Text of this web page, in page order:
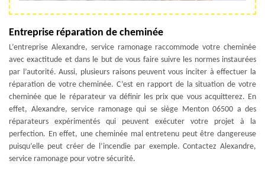
Entreprise réparation de cheminée
L’entreprise Alexandre, service ramonage raccommode votre cheminée
avec exactitude et dans le but de vous faire suivre les normes instaurées
par l’autorité. Aussi, plusieurs raisons peuvent vous inciter à effectuer la
réparation de votre cheminée. C’est en rapport de la situation de votre
cheminée que le réparateur va définir les prix que vous acquitterez. En
effet, Alexandre, service ramonage qui se siège Menton 06500 a des
réparateurs expérimentés qui peuvent exécuter votre projet à la
perfection. En effet, une cheminée mal entretenu peut être dangereuse
puisqu’elle peut créer de l’incendie par exemple. Contactez Alexandre,
service ramonage pour votre sécurité.